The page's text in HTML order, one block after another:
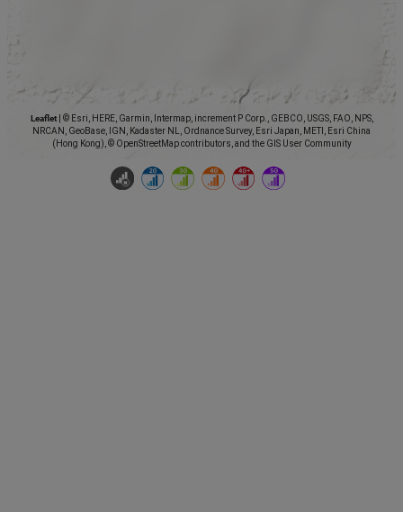
Leaflet
© Esri, HERE, Garmin, Intermap, increment P Corp., GEBCO, USGS, FAO, NPS,
NRCAN, GeoBase, IGN, Kadaster NL, Ordnance Survey, Esri Japan, METI, Esri China
(Hong Kong), © OpenStreetMap contributors, and the GIS User Community